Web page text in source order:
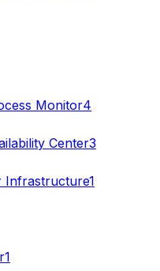
Monitor4
Center3
Infrastructure1
1